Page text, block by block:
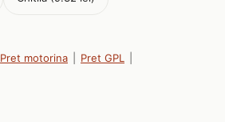
Pret motorina Pret GPL